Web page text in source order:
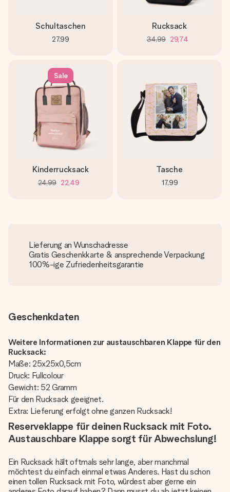
Schultaschen
27,99
Rucksack
34,99 29,74
Sale
Kinderrucksack
24,99 22,49
Tasche
17,99
Lieferung an Wunschadresse
Gratis Geschenkkarte & ansprechende Verpackung
100%-ige Zufriedenheitsgarantie
Geschenkdaten
Weitere Informationen zur austauschbaren Klappe für den
Rucksack:
Maße: 25x25x0,5cm
Druck: Fullcolour
Gewicht: 52 Gramm
Für den Rucksack geeignet.
Extra: Lieferung erfolgt ohne ganzen Rucksack!
Reserveklappe für deinen Rucksack mit Foto.
Austauschbare Klappe sorgt für Abwechslung!
Ein Rucksack hält oftmals sehr lange, aber manchmal
möchtest du einfach einmal etwas Anderes. Hast du schon
einen tollen Rucksack mit Foto, würdest aber gerne ein